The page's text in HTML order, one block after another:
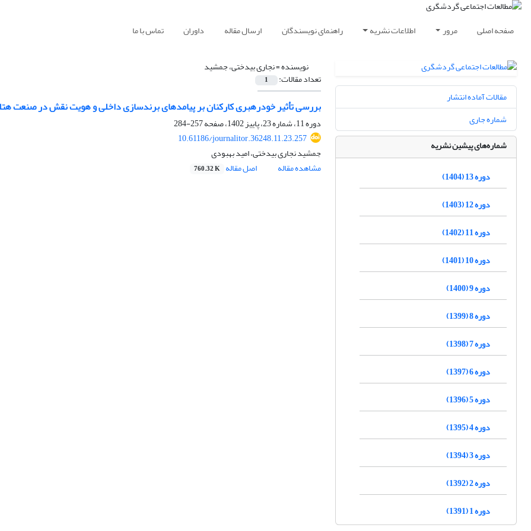
صفحه اصلی مرور اطلاعات نشریه راهنمای نویسندگان ارسال مقاله داوران تماس با ما
نویسنده =نجاری بیدختی، جمشید
تعداد مقالات: 1
بررسی تأثیر خودرهبری کارکنان بر پیامدهای برندسازی داخلی و هویت نقش در صنعت
دوره 11، شماره 23، پاییز 1402، صفحه
257-284
10.61186/journalitor.36248.11.23.257
جمشید نجاری بیدختی، امید بهبودی
مشاهده مقاله
اصل مقاله 760.32 K
مقالات آماده انتشار
شماره جاری
شماره‌های پیشین نشریه
دوره 13 (1404)
دوره 12 (1403)
دوره 11 (1402)
دوره 10 (1401)
دوره 9 (1400)
دوره 8 (1399)
دوره 7 (1398)
دوره 6 (1397)
دوره 5 (1396)
دوره 4 (1395)
دوره 3 (1394)
دوره 2 (1392)
دوره 1 (1391)